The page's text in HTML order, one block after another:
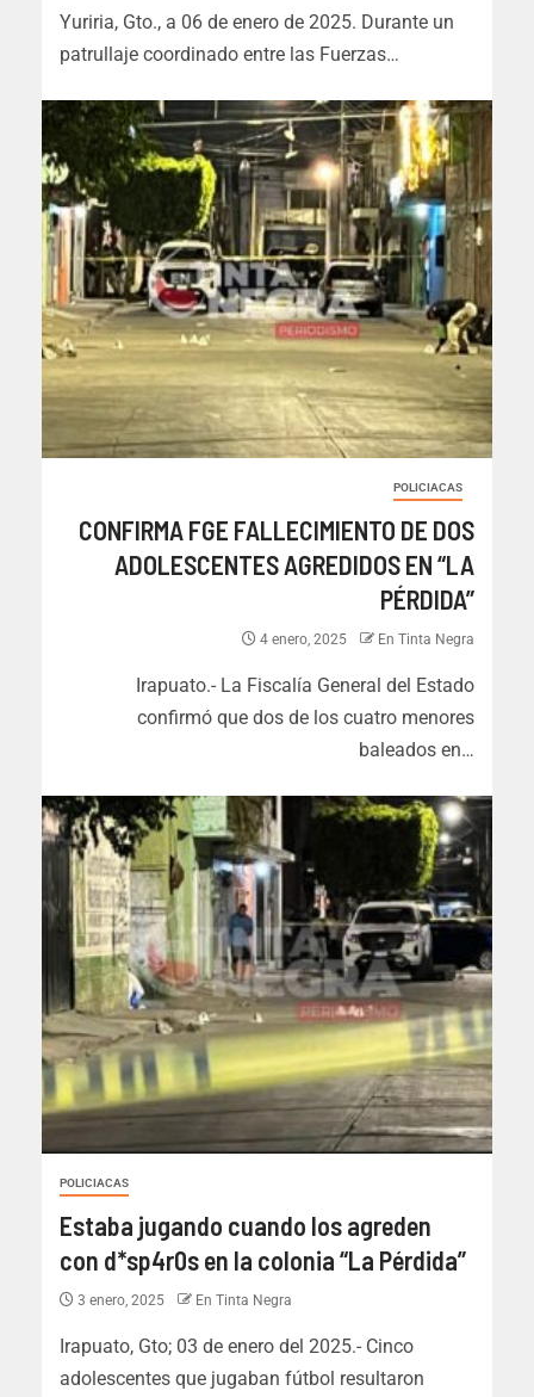
Yuriria, Gto., a 06 de enero de 2025. Durante un
patrullaje coordinado entre las Fuerzas…
POLICIACAS
CONFIRMA FGE FALLECIMIENTO DE DOS
ADOLESCENTES AGREDIDOS EN “LA
PÉRDIDA”
4 enero, 2025 En Tinta Negra
Irapuato.- La Fiscalía General del Estado
confirmó que dos de los cuatro menores
baleados en…
POLICIACAS
Estaba jugando cuando los agreden
con d*sp4r0s en la colonia “La Pérdida”
3 enero, 2025 En Tinta Negra
Irapuato, Gto; 03 de enero del 2025.- Cinco
adolescentes que jugaban fútbol resultaron